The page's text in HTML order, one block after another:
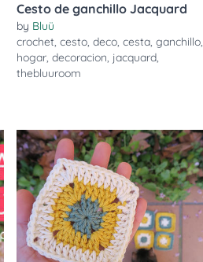
Cesto de ganchillo Jacquard
by Bluü
crochet,cesto,deco,cesta,ganchillo,
hogar,decoracion, jacquard,
thebluuroom